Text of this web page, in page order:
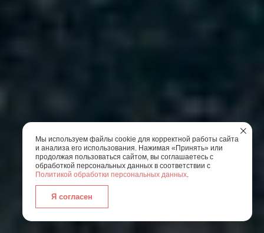
Мы используем файлы cookie для корректной работы сайта
и анализа его использования. Нажимая «Принять» или
продолжая пользоваться сайтом, вы соглашаетесь с
обработкой персональных данных в соответствии с
Политикой обработки персональных данных.
Я согласен